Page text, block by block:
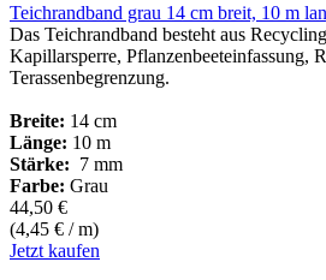
Teichrandband grau 14 cm breit, 10 m
Das Teichrandband besteht aus
Kapillarsperre, Pflanzenbeeteinfassung,
Terassenbegrenzung.
Breite: 14 cm
Länge: 10 m
Stärke: 7 mm
Farbe: Grau
44,50 €
(4,45 € / m)
Jetzt kaufen